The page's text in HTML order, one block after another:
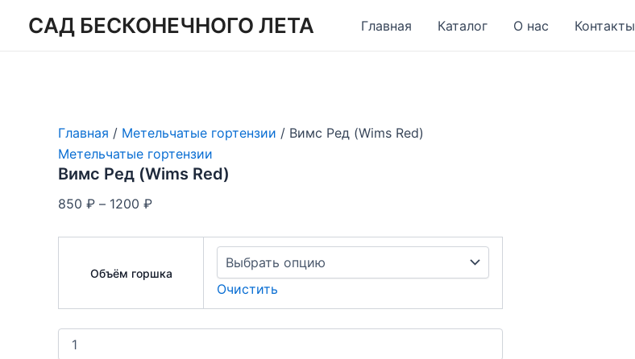
САД БЕСКОНЕЧНОГО ЛЕТА Главная Каталог О нас Контакты
Главная / Метельчатые гортензии / Вимс Ред (Wims Red)
Метельчатые гортензии
Вимс Ред (Wims Red)
850 ₽ – 1200 ₽Диапазон
Объём горшка
Очистить
Количество
товара